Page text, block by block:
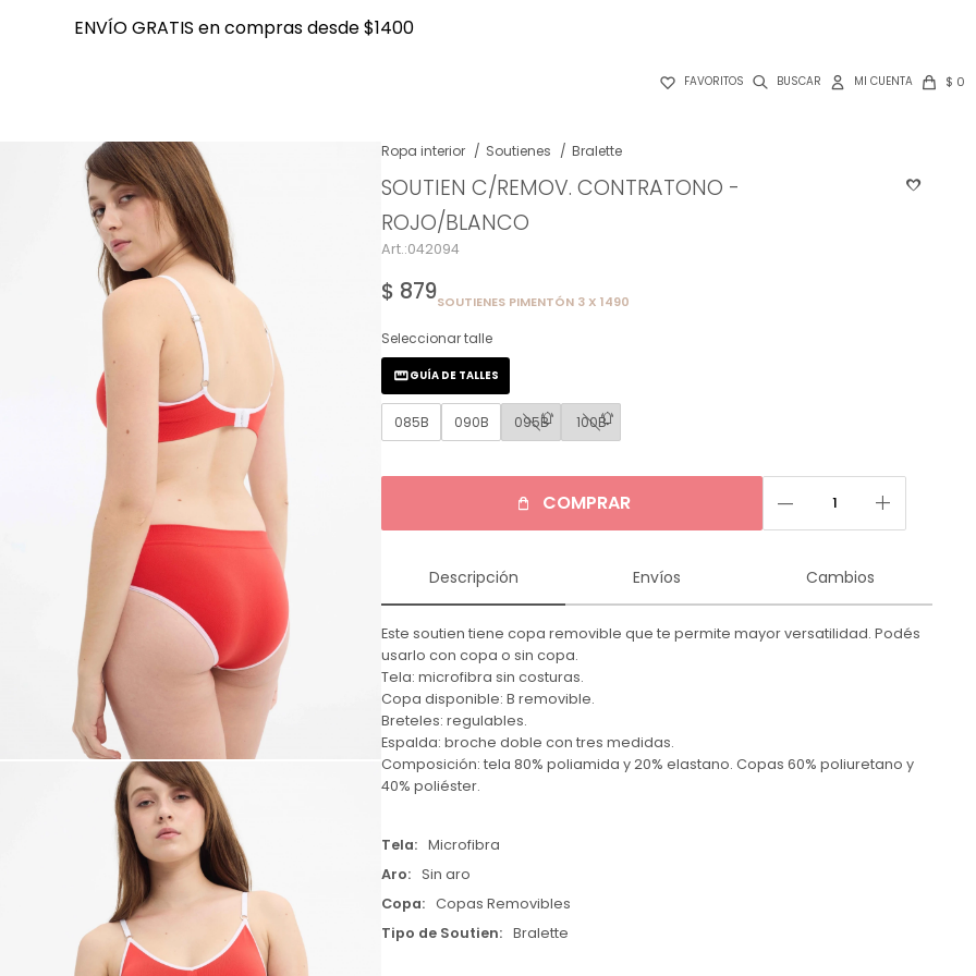
ENVÍO GRATIS en compras desde $1400
 FAVORITOS $ 0
ENVÍO GRATIS en compras desde $1400
Ropa interior Soutienes Bralette
SOUTIEN C/REMOV. CONTRATONO -
ROJO/BLANCO
042094
$ 879SOUTIENES PIMENTÓN 3 X 1490
Seleccionar talle
085B 090B 095B 100B
GUÍA DE TALLES
COMPRAR remove add
Descripción Envíos Cambios
Este soutien tiene copa removible que te permite mayor versatilidad. Podés
usarlo con copa o sin copa.
Tela: microfibra sin costuras.
Copa disponible: B removible.
Breteles: regulables.
Espalda: broche doble con tres medidas.
Composición: tela 80% poliamida y 20% elastano. Copas 60% poliuretano y
40% poliéster.
Tela
Microfibra
Aro
Sin aro
Copa
Copas Removibles
Tipo de Soutien
Bralette
NOTIFICARME